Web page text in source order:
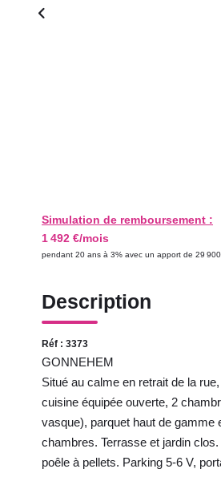
Simulation de remboursement :
1 492 €/mois
pendant 20 ans à 3% avec un apport de 29
Description
Réf : 3373
GONNEHEM
Situé au calme en retrait de la
cuisine équipée ouverte, 2
vasque), parquet haut de gamme
chambres. Terrasse et jardin
poêle à pellets. Parking 5-6 V,